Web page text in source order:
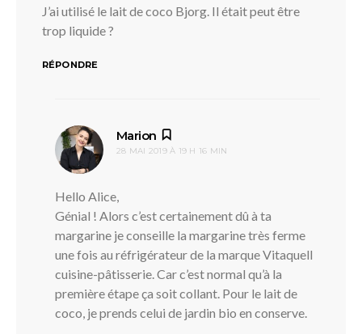
J’ai utilisé le lait de coco Bjorg. Il était peut être
trop liquide ?
RÉPONDRE
Marion
28 MAI 2019 À 19 H 16 MIN
Hello Alice,
Génial ! Alors c’est certainement dû à ta
margarine je conseille la margarine très ferme
une fois au réfrigérateur de la marque Vitaquell
cuisine-pâtisserie. Car c’est normal qu’à la
première étape ça soit collant. Pour le lait de
coco, je prends celui de jardin bio en conserve.